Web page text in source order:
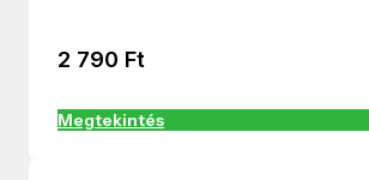
2 790 Ft
Megtekintés